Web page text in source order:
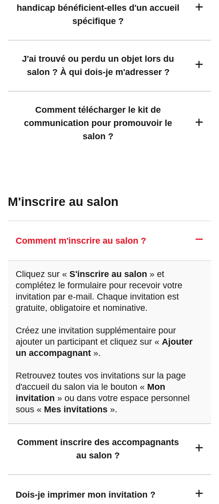
handicap bénéficient-elles d'un accueil
spécifique ?
J'ai trouvé ou perdu un objet lors du
salon ? À qui dois-je m'adresser ?
Comment télécharger le kit de
communication pour promouvoir le
salon ?
M'inscrire au salon
Comment m'inscrire au salon ?
Cliquez sur « S'inscrire au salon » et
complétez le formulaire pour recevoir votre
invitation par e-mail. Chaque invitation est
gratuite, obligatoire et nominative.
Créez une invitation supplémentaire pour
ajouter un participant et cliquez sur « Ajouter
un accompagnant ».
Retrouvez toutes vos invitations sur la page
d'accueil du salon via le bouton « Mon
invitation » ou dans votre espace personnel
sous « Mes invitations ».
Comment inscrire des accompagnants
au salon ?
Dois-je imprimer mon invitation ?